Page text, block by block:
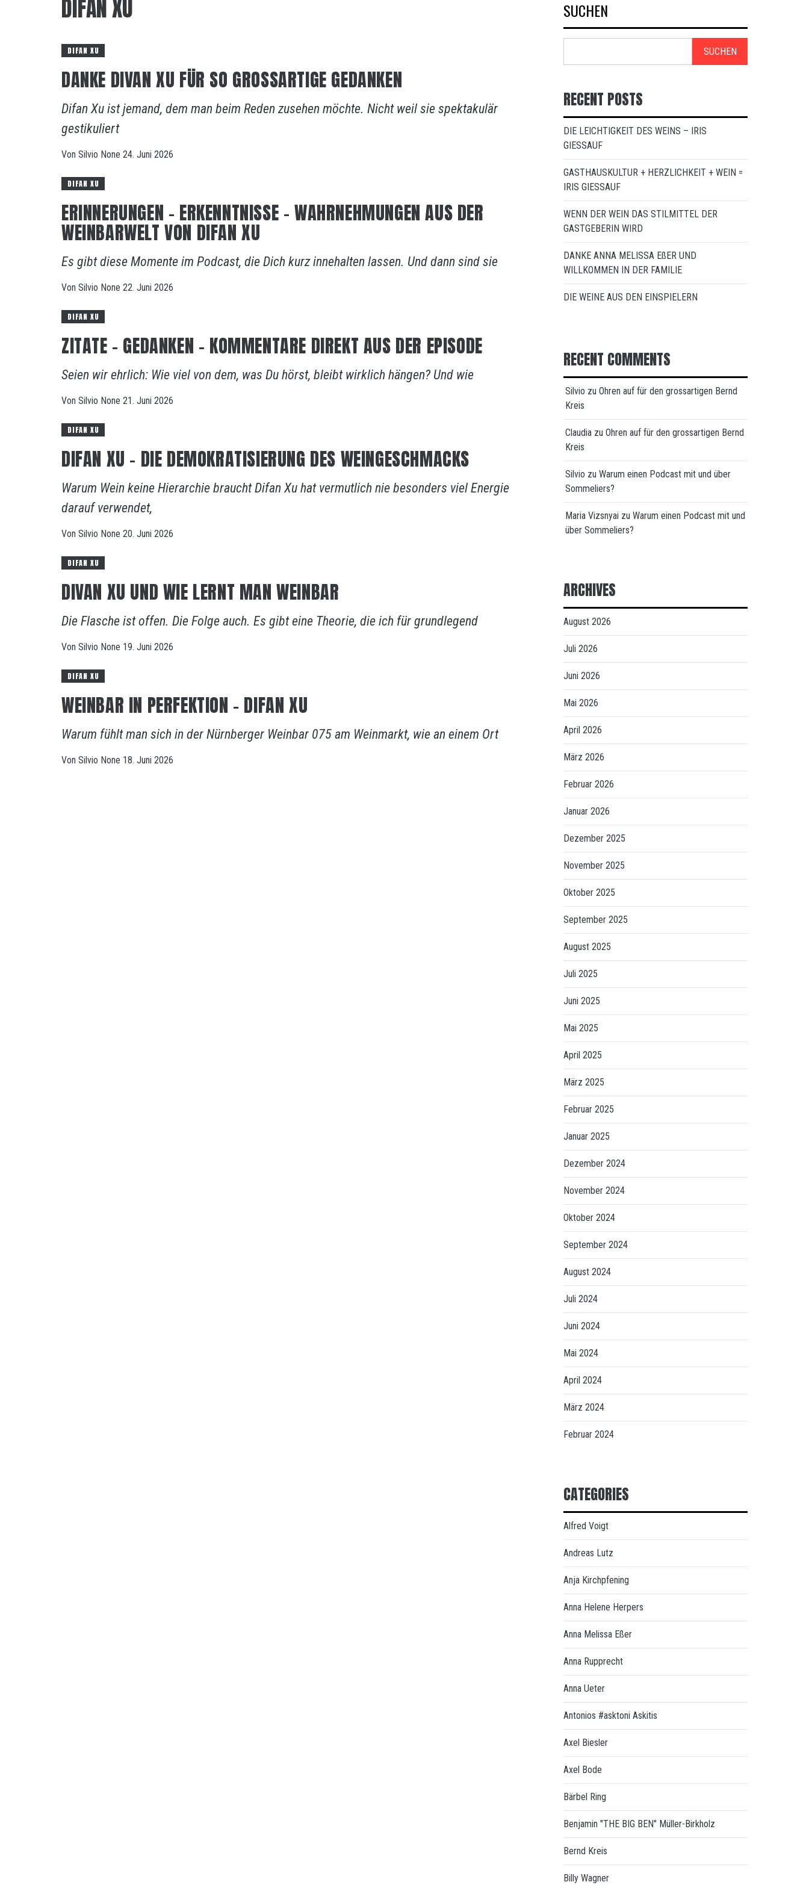
DIFAN XU
DIFAN XU
DANKE DIVAN XU FÜR SO GROSSARTIGE GEDANKEN
Difan Xu ist jemand, dem man beim Reden zusehen möchte. Nicht weil sie spektakulär
gestikuliert
Von Silvio None 24. Juni 2026
DIFAN XU
ERINNERUNGEN – ERKENNTNISSE – WAHRNEHMUNGEN AUS DER
WEINBARWELT VON DIFAN XU
Es gibt diese Momente im Podcast, die Dich kurz innehalten lassen. Und dann sind sie
Von Silvio None 22. Juni 2026
DIFAN XU
ZITATE – GEDANKEN – KOMMENTARE DIREKT AUS DER EPISODE
Seien wir ehrlich: Wie viel von dem, was Du hörst, bleibt wirklich hängen? Und wie
Von Silvio None 21. Juni 2026
DIFAN XU
DIFAN XU – DIE DEMOKRATISIERUNG DES WEINGESCHMACKS
Warum Wein keine Hierarchie braucht Difan Xu hat vermutlich nie besonders viel Energie
darauf verwendet,
Von Silvio None 20. Juni 2026
DIFAN XU
DIVAN XU UND WIE LERNT MAN WEINBAR
Die Flasche ist offen. Die Folge auch. Es gibt eine Theorie, die ich für grundlegend
Von Silvio None 19. Juni 2026
DIFAN XU
WEINBAR IN PERFEKTION – DIFAN XU
Warum fühlt man sich in der Nürnberger Weinbar 075 am Weinmarkt, wie an einem Ort
Von Silvio None 18. Juni 2026
SUCHEN
SUCHEN
RECENT POSTS
DIE LEICHTIGKEIT DES WEINS – IRIS
GIESSAUF
GASTHAUSKULTUR + HERZLICHKEIT + WEIN =
IRIS GIESSAUF
WENN DER WEIN DAS STILMITTEL DER
GASTGEBERIN WIRD
DANKE ANNA MELISSA EßER UND
WILLKOMMEN IN DER FAMILIE
DIE WEINE AUS DEN EINSPIELERN
RECENT COMMENTS
Silvio zu Ohren auf für den grossartigen Bernd
Kreis
Claudia zu Ohren auf für den grossartigen Bernd
Kreis
Silvio zu Warum einen Podcast mit und über
Sommeliers?
Maria Vizsnyai zu Warum einen Podcast mit und
über Sommeliers?
ARCHIVES
August 2026
Juli 2026
Juni 2026
Mai 2026
April 2026
März 2026
Februar 2026
Januar 2026
Dezember 2025
November 2025
Oktober 2025
September 2025
August 2025
Juli 2025
Juni 2025
Mai 2025
April 2025
März 2025
Februar 2025
Januar 2025
Dezember 2024
November 2024
Oktober 2024
September 2024
August 2024
Juli 2024
Juni 2024
Mai 2024
April 2024
März 2024
Februar 2024
CATEGORIES
Alfred Voigt
Andreas Lutz
Anja Kirchpfening
Anna Helene Herpers
Anna Melissa Eßer
Anna Rupprecht
Anna Ueter
Antonios #asktoni Askitis
Axel Biesler
Axel Bode
Bärbel Ring
Benjamin "THE BIG BEN" Müller-Birkholz
Bernd Kreis
Billy Wagner